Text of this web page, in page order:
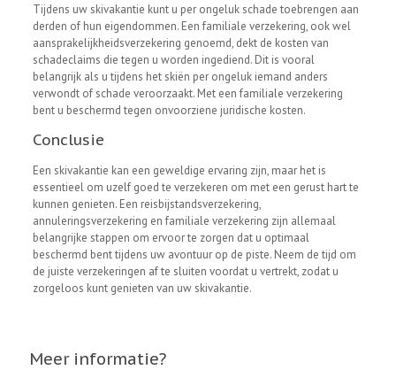
Tijdens uw skivakantie kunt u per ongeluk schade toebrengen aan
derden of hun eigendommen. Een familiale verzekering, ook wel
aansprakelijkheidsverzekering genoemd, dekt de kosten van
schadeclaims die tegen u worden ingediend. Dit is vooral
belangrijk als u tijdens het skiën per ongeluk iemand anders
verwondt of schade veroorzaakt. Met een familiale verzekering
bent u beschermd tegen onvoorziene juridische kosten.
Conclusie
Een skivakantie kan een geweldige ervaring zijn, maar het is
essentieel om uzelf goed te verzekeren om met een gerust hart te
kunnen genieten. Een reisbijstandsverzekering,
annuleringsverzekering en familiale verzekering zijn allemaal
belangrijke stappen om ervoor te zorgen dat u optimaal
beschermd bent tijdens uw avontuur op de piste. Neem de tijd om
de juiste verzekeringen af te sluiten voordat u vertrekt, zodat u
zorgeloos kunt genieten van uw skivakantie.
Meer informatie?